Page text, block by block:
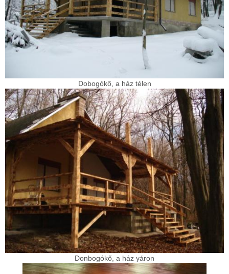
Dobogókő, a ház télen
Donbogókő, a ház yáron